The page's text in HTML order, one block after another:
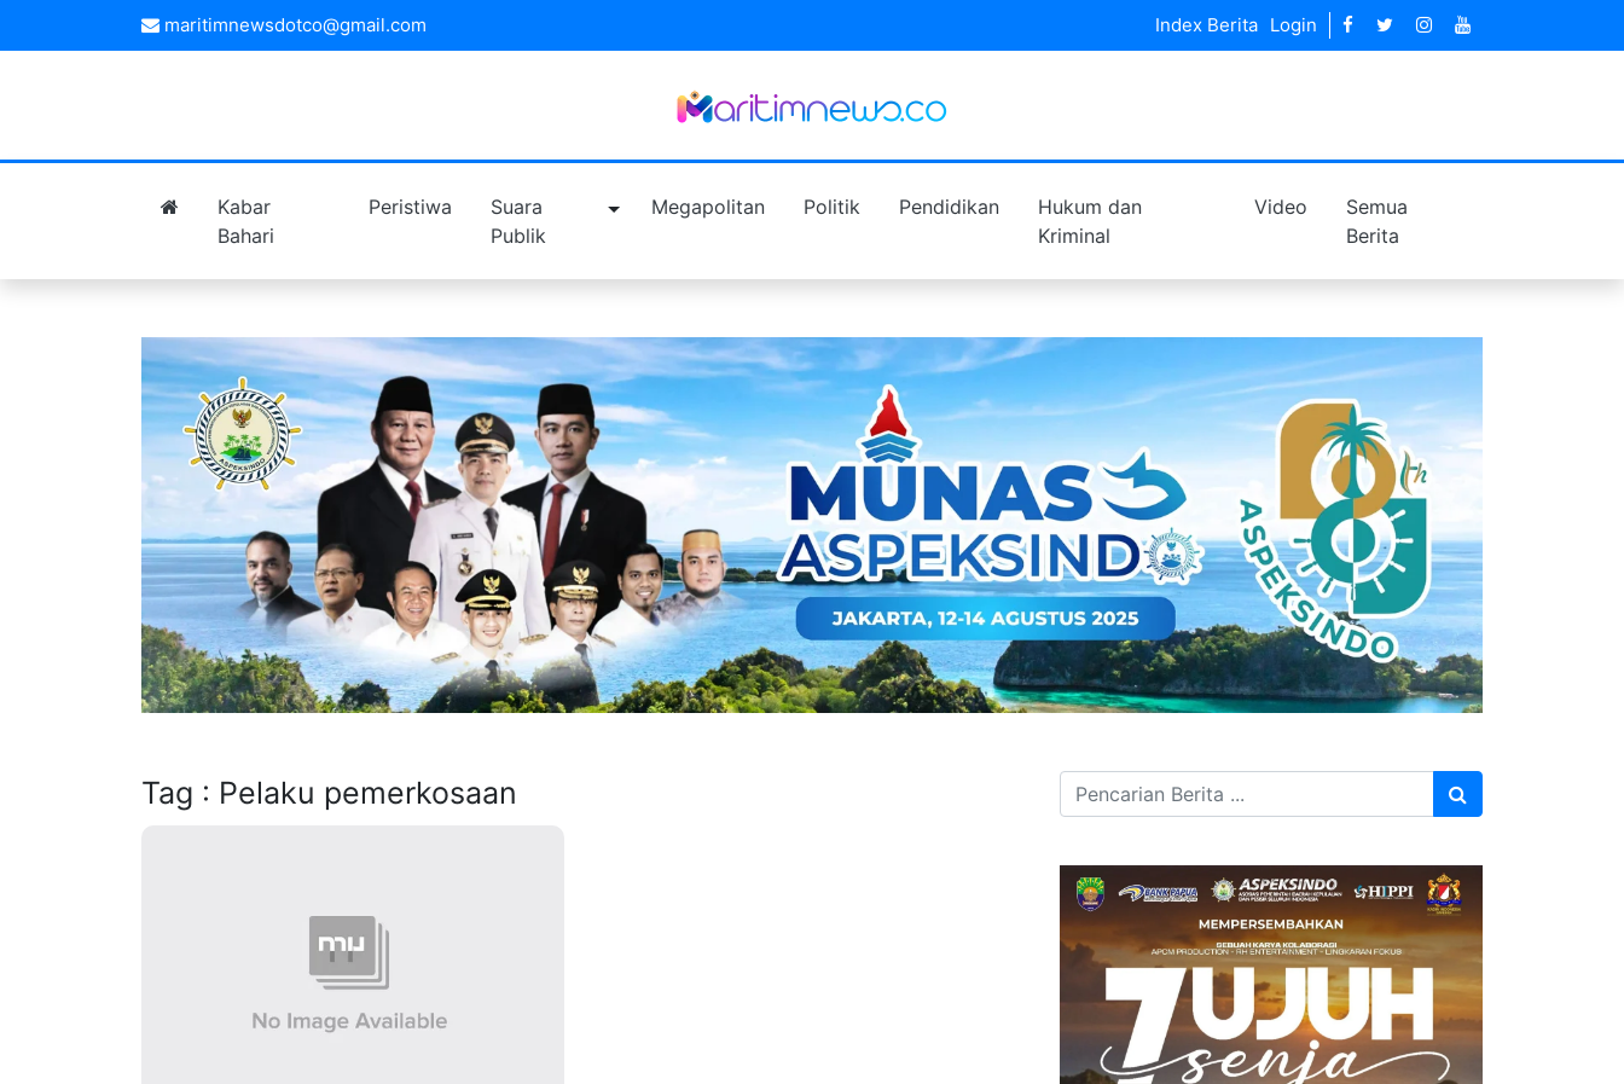
maritimnewsdotco@gmail.com Index Berita Login
Kabar
Bahari
Peristiwa
Suara
Publik
Megapolitan Politik Pendidikan
Hukum dan
Kriminal
Video
Semua
Berita
Tag : Pelaku pemerkosaan